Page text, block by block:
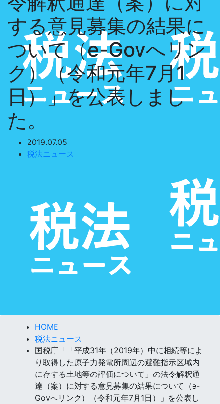
する意見募集の結果に
ついて（e-Govへリン
ク）（令和元年7月1
日）」を公表しまし
た。
2019.07.05
税法ニュース
HOME
税法ニュース
国税庁「「平成31年（2019年）中に相続等によ
り取得した原子力発電所周辺の避難指示区域内
に存する土地等の評価について」の法令解釈通
達（案）に対する意見募集の結果について（e-
Govへリンク）（令和元年7月1日）」を公表し